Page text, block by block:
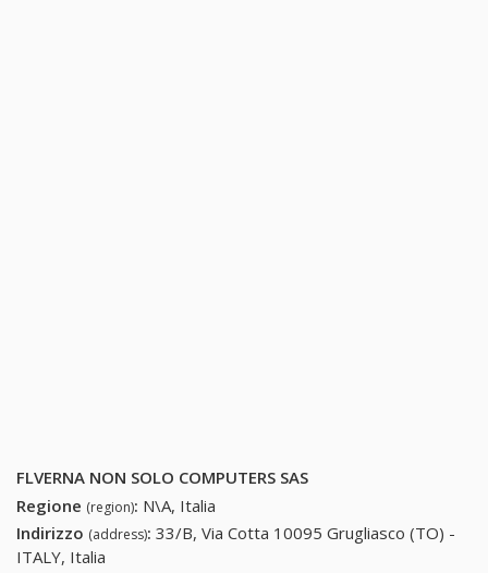
FLVERNA NON SOLO COMPUTERS SAS
Regione (region): N\A, Italia
Indirizzo (address): 33/B, Via Cotta 10095 Grugliasco (TO) -
ITALY, Italia